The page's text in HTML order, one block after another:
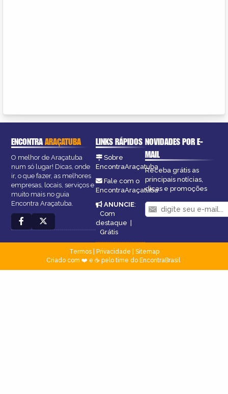
ENCONTRAARAÇATUBA
O melhor de Araçatuba
num só lugar! Dicas, onde
ir, o que fazer, as melhores
empresas, locais, serviços e
muito mais no guia
Encontra Araçatuba.
LINKS RÁPIDOS
Sobre
EncontraAraçatuba
Fale com o
EncontraAraçatuba
ANUNCIE:
Com
destaque |
Grátis
NOVIDADES POR E-
MAIL
Receba grátis as
principais notícias,
dicas e promoções
Termos| Privacidade
Sitemap
Criado com ❤️ e ☕ pelo time do EncontraBrasil